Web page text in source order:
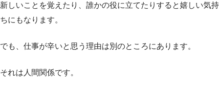
新しいことを覚えたり、誰かの役に立てたりすると嬉しい気持
ちにもなります。
でも、仕事が辛いと思う理由は別のところにあります。
それは人間関係です。